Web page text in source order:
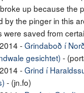
up because the
by the pinger in this
were saved from
-Grindaboð í
gesichtet) -
-Grind í
- (jn.fo)